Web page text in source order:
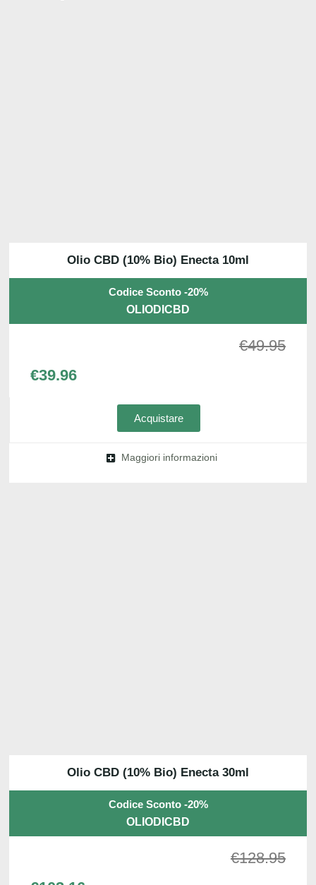
Olio CBD (10% Bio) Enecta 10ml
Codice Sconto -20%
OLIODICBD
€49.95
€39.96
Acquistare
Maggiori informazioni
Olio CBD (10% Bio) Enecta 30ml
Codice Sconto -20%
OLIODICBD
€128.95